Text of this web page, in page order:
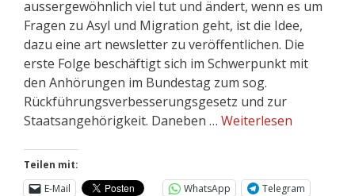
aussergewöhnlich viel tut und ändert, wenn es um
Fragen zu Asyl und Migration geht, ist die Idee,
dazu eine art newsletter zu veröffentlichen. Die
erste Folge beschäftigt sich im Schwerpunkt mit
den Anhörungen im Bundestag zum sog.
Rückführungsverbesserungsgesetz und zur
Staatsangehörigkeit. Daneben … Weiterlesen
Teilen mit:
E-Mail
WhatsApp
Telegram